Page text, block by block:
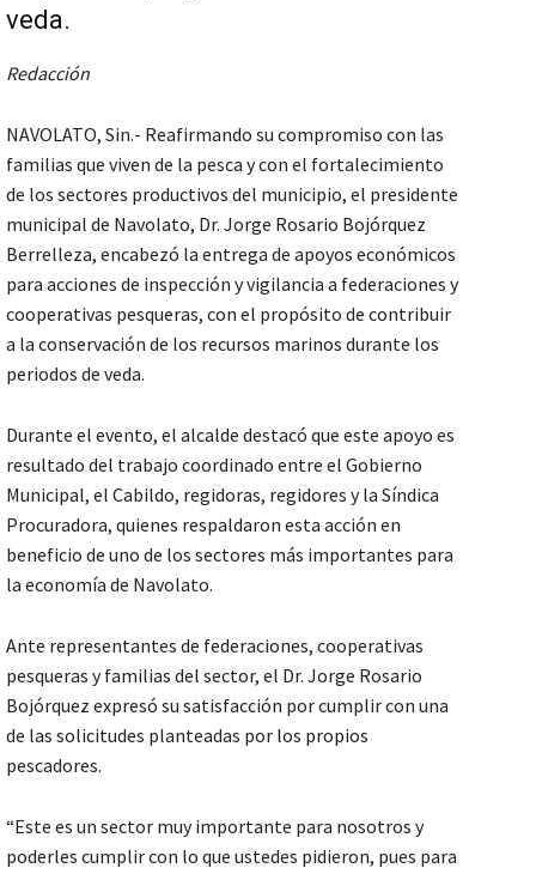
veda.
Redacción
NAVOLATO, Sin.- Reafirmando su compromiso con las
familias que viven de la pesca y con el fortalecimiento
de los sectores productivos del municipio, el presidente
municipal de Navolato, Dr. Jorge Rosario Bojórquez
Berrelleza, encabezó la entrega de apoyos económicos
para acciones de inspección y vigilancia a federaciones y
cooperativas pesqueras, con el propósito de contribuir
a la conservación de los recursos marinos durante los
periodos de veda.
Durante el evento, el alcalde destacó que este apoyo es
resultado del trabajo coordinado entre el Gobierno
Municipal, el Cabildo, regidoras, regidores y la Síndica
Procuradora, quienes respaldaron esta acción en
beneficio de uno de los sectores más importantes para
la economía de Navolato.
Ante representantes de federaciones, cooperativas
pesqueras y familias del sector, el Dr. Jorge Rosario
Bojórquez expresó su satisfacción por cumplir con una
de las solicitudes planteadas por los propios
pescadores.
“Este es un sector muy importante para nosotros y
poderles cumplir con lo que ustedes pidieron, pues para